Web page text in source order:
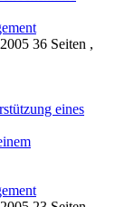
36 Seiten ,
eines